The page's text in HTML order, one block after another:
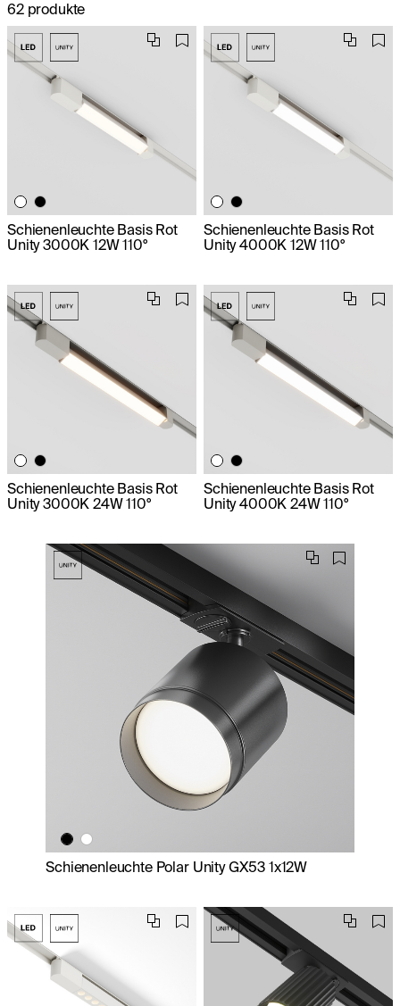
62 produkte
Schienenleuchte Basis Rot
Unity 3000K 12W 110°
Schienenleuchte Basis Rot
Unity 4000K 12W 110°
Schienenleuchte Basis Rot
Unity 3000K 24W 110°
Schienenleuchte Basis Rot
Unity 4000K 24W 110°
Schienenleuchte Polar Unity GX53 1x12W